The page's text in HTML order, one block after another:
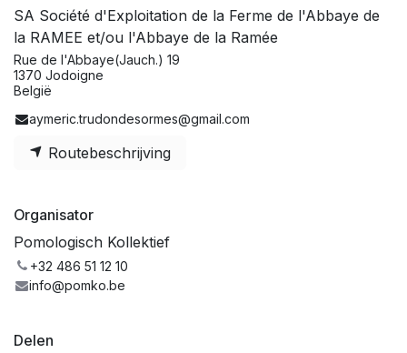
SA Société d'Exploitation de la Ferme de l'Abbaye de
la RAMEE et/ou l'Abbaye de la Ramée
Rue de l'Abbaye(Jauch.) 19
1370 Jodoigne
België
aymeric.trudondesormes@gmail.com
Routebeschrijving
Organisator
Pomologisch Kollektief
+32 486 51 12 10
info@pomko.be
Delen